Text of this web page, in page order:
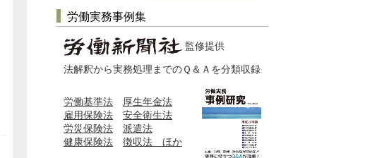
労働実務事例集
監修提供
法解釈から実務処理までのＱ＆Ａを分類収録
労働基準法
厚生年金法
雇用保険法
安全衛生法
労災保険法
派遣法
健康保険法
徴収法 ほか